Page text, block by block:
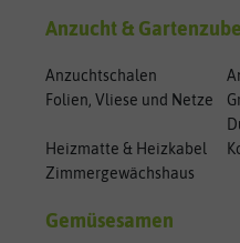
Anzucht &
Anzuchtschalen
Folien, Vliese und Netze
Heizmatte & Heizkabel
Zimmergewächshaus
Gemüsesamen